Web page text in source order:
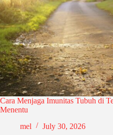
Cara Menjaga Imunitas Tubuh di
Menentu
mel
July 30, 2026